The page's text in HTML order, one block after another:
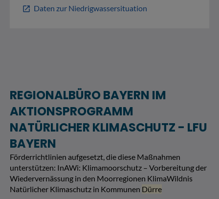
open_in_new Daten zur Niedrigwassersituation